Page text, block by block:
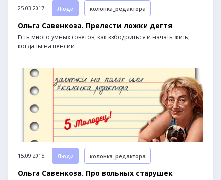
25.03.2017 Люди колонка_редактора
Ольга Савенкова. Прелести ложки дегтя
Есть много умных советов, как взбодриться и начать жить,
когда ты на пенсии.
15.09.2015 Люди колонка_редактора
Ольга Савенкова. Про вольных старушек